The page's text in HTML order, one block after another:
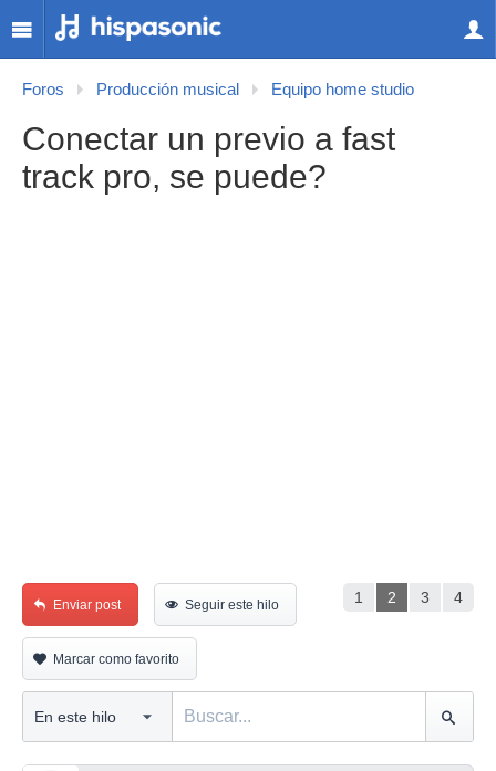
Foros Producción musical Equipo home studio
Conectar un previo a fast
track pro, se puede?
1 2 3 4
Enviar post Seguir este hilo
Marcar como favorito